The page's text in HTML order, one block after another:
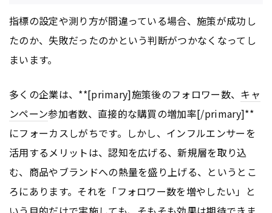
指標の設定や測り方が間違っている場合、施策が成功し
たのか、失敗だったのかという判断がつかなくなってし
まいます。
多くの企業は、**[primary]施策後のフォロワー数、 キャ
ンペーン参加者数、直接的な購買の増加率[/primary]**
にフォーカスしがちです。しかし、インフルエンサーを
活用するメリットは、認知を広げる、新規層を取り込
む、商品やブランドへの熱量を盛り上げる、というとこ
ろにあります。それを「フォロワー数を増やしたい」と